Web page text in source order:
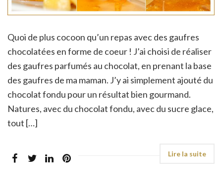
Quoi de plus cocoon qu’un repas avec des gaufres
chocolatées en forme de coeur ! J’ai choisi de réaliser
des gaufres parfumés au chocolat, en prenant la base
des gaufres de ma maman. J’y ai simplement ajouté du
chocolat fondu pour un résultat bien gourmand.
Natures, avec du chocolat fondu, avec du sucre glace,
tout […]